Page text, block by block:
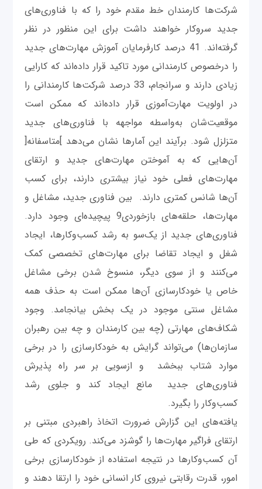
شرکت‌ها کارمندان خط مقدم خود را که با فناوری‌های
جدید سروکار خواهند داشت برای این منظور در نظر
گرفته‌اند. 41 درصد کارفرمایان آموزش مهارت‌های جدید
را درخصوص کارمندانی مورد تاکید قرار داده‌اند که کارایی
زیادی دارند و سرانجام، 33 درصد شرکت‌ها کارمندانی را
در اولویت مهارت‌آموزی قرار داده‌اند که ممکن است
موقعیت‌شان به‌واسطه مواجهه با فناوری‌های جدید
متزلزل شود. برآیند این آمارها نشان می‌دهد ]متاسفانه[
آن‌‌هایی که به آموختن مهارت‌های جدید و ارتقای
مهارت‌های فعلی خود نیاز بیشتری دارند، برای کسب
آن‌ها شانس کمتری دارند. بین فناوری جدید، مشاغل و
مهارت‌ها، حلقه‌های بازخوردی9 پیچیده‌ای وجود دارد.
فناوری‌های جدید از یک‌سو به رشد کسب‌وکارها، ایجاد
شغل و ایجاد تقاضا برای مهارت‌های تخصصی کمک
می‌کنند و از سوی دیگر، منسوخ شدن برخی مشاغل
خاص یا خودکارسازی آن‌ها ممکن است به حذف همه
مشاغل سنتی موجود در یک بخش بیانجامد. وجود
شکاف‌های مهارتی (چه بین کارمندان و چه بین رهبران
سازمان‌ها) می‌تواند گرایش‌ به خودکارسازی را در برخی
موارد شتاب ببخشد و ازسویی بر سر راه پذیرش
فناوری‌های جدید مانع ایجاد کند و جلوی رشد
کسب‌وکار را بگیرد.
یافته‌های این گزارش ضرورت اتخاذ راهبردی مبتنی بر
ارتقای فراگیر مهارت‌ها را گوشزد می‌کند. رویکردی که طی
آن کسب‌وکارها در نتیجه استفاده از خودکارسازی برخی
امور، قدرت رقابتی نیروی کار انسانی خود را ارتقا ‌دهند و